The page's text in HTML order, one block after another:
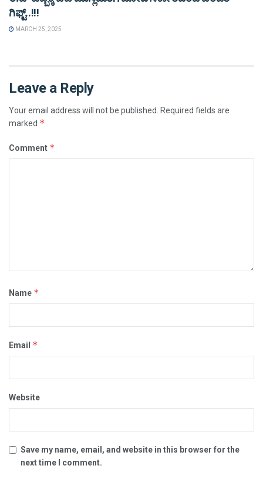
ಗಿಫ್ಟ್..!!!
MARCH 25, 2025
Leave a Reply
Your email address will not be published.
Required fields are
marked *
Comment *
Name *
Email *
Website
Save my name, email, and website in this browser for the
next time I comment.